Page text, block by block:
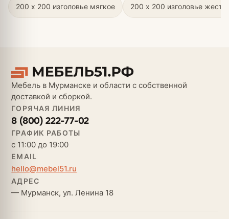
200 х 200 изголовье мягкое 200 х 200 изголовье
Мебель в Мурманске и области с собственной
доставкой и сборкой.
ГОРЯЧАЯ ЛИНИЯ
8 (800) 222-77-02
ГРАФИК РАБОТЫ
с 11:00 до 19:00
EMAIL
hello@mebel51.ru
АДРЕС
— Мурманск, ул. Ленина 18